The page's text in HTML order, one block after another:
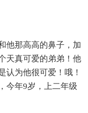
他那高高的鼻子，加
天真可爱的弟弟！他
认为他很可爱！哦！
今年9岁，上二年级